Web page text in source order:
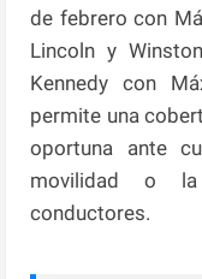
de febrero con
Lincoln y
Kennedy con
permite una
oportuna ante
movilidad o
conductores.